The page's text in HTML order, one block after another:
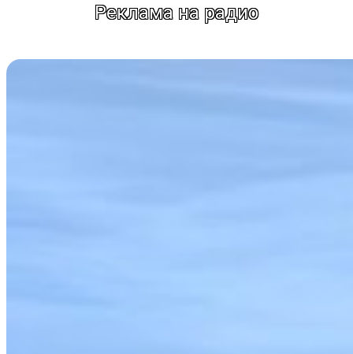
Реклама на радио